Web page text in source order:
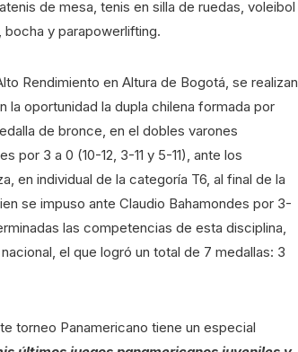
de mesa, tenis en silla de ruedas, voleibol
y parapowerlifting.
Rendimiento en Altura de Bogotá, se realizan
oportunidad la dupla chilena formada por
de bronce, en el dobles varones
por 3 a 0 (10-12, 3-11 y 5-11), ante los
en individual de la categoría T6, al final de la
se impuso ante Claudio Bahamondes por 3-
las competencias de esta disciplina,
el que logró un total de 7 medallas: 3
torneo Panamericano tiene un especial